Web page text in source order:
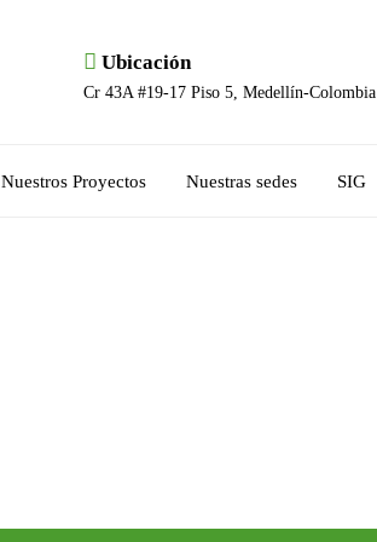
Ubicación
Cr 43A #19-17 Piso 5, Medellín-Colombia
Nuestros Proyectos Nuestras sedes SIG